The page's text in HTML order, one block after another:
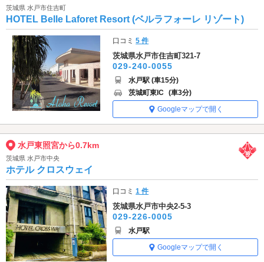
茨城県 水戸市住吉町
HOTEL Belle Laforet Resort (ベルラフォーレ リゾート)
口コミ5 件
茨城県水戸市住吉町321-7
029-240-0055
水戸駅 (車15分)
茨城町東IC (車3分)
Googleマップで開く
水戸東照宮から0.7km
茨城県 水戸市中央
ホテル クロスウェイ
口コミ1 件
茨城県水戸市中央2-5-3
029-226-0005
水戸駅
Googleマップで開く